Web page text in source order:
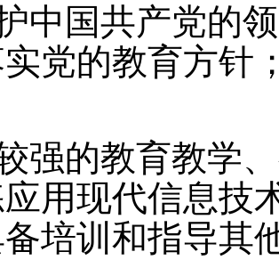
中国共产党的
党的教育方针
强的教育教学
用现代信息技
培训和指导其